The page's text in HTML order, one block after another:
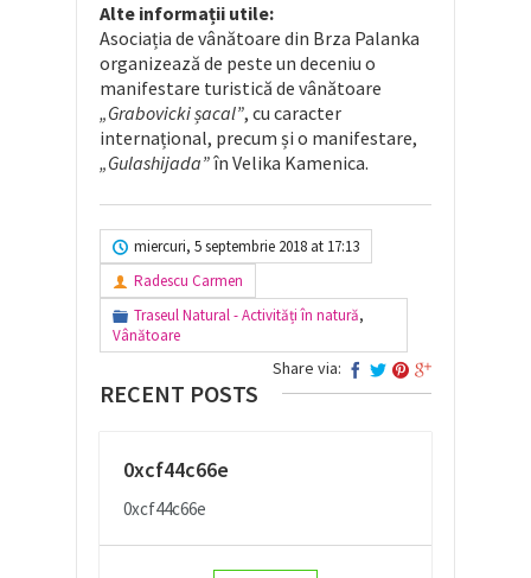
Alte informații utile:
Asociația de vânătoare din Brza Palanka
organizează de peste un deceniu o
manifestare turistică de vânătoare
„Grabovicki șacal”, cu caracter
internațional, precum și o manifestare,
„Gulashijada”în Velika Kamenica.
miercuri, 5 septembrie 2018 at 17:13
Radescu Carmen
Traseul Natural - Activități în natură,
Vânătoare
Share via:
RECENT POSTS
0xcf44c66e
0xcf44c66e